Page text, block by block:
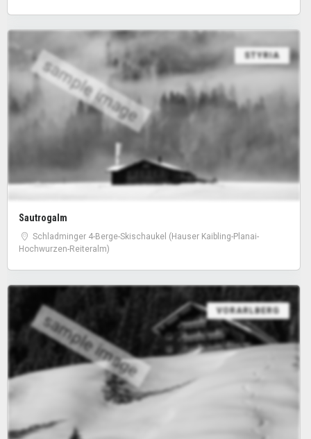
sample image
STYRIA
Sautrogalm
Schladminger 4-Berge-Skischaukel (Hauser Kaibling-Planai-
Hochwurzen-Reiteralm)
sample image
VORARLBERG